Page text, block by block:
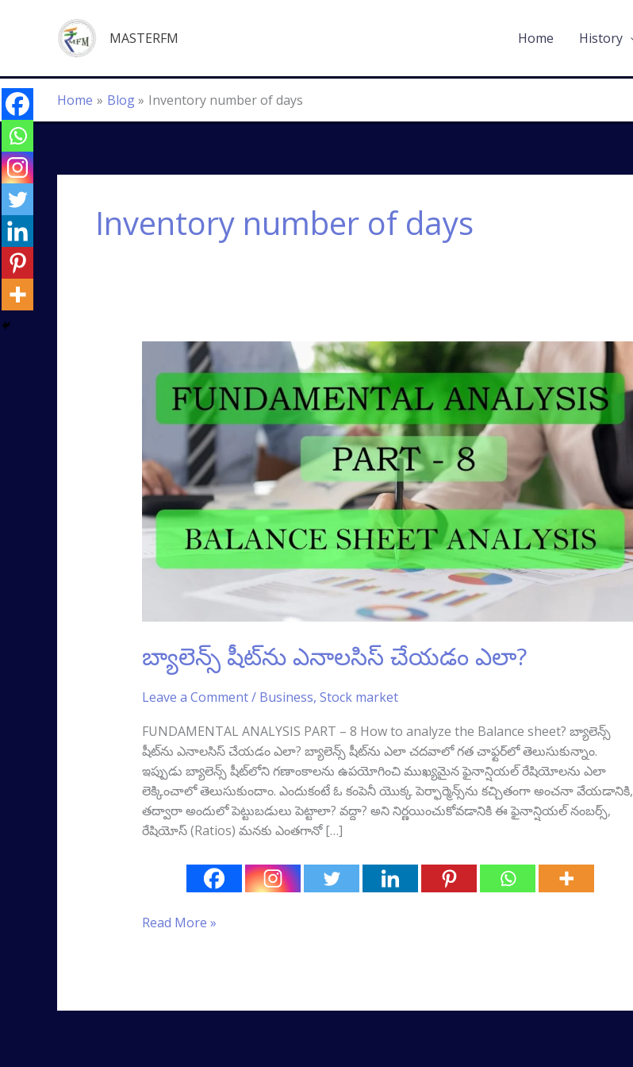
MASTERFM Home History
Home Blog Inventory number of days
Inventory number of days
బ్యాలెన్స్ షీట్‌ను‌ ఎనాలసిస్ చేయడం ఎలా?
Leave a Comment/ Business, Stock market
FUNDAMENTAL ANALYSIS PART – 8 How to analyze the Balance sheet? బ్యాలెన్స్
షీట్‌ను ఎనాలసిస్ చేయడం ఎలా? బ్యాలెన్స్ షీట్‌ను ఎలా చదవాలో గత చాఫ్టర్‌లో తెలుసుకున్నాం.
ఇప్పుడు బ్యాలెన్స్‌ షీట్‌లోని గణాంకాలను ఉపయోగించి ముఖ్యమైన ఫైనాన్షియల్ రేషియోలను ఎలా
లెక్కించాలో తెలుసుకుందాం. ఎందుకంటే ఓ కంపెనీ యొక్క పెర్ఫార్మెన్స్‌ను కచ్చితంగా అంచనా వేయడానికి,
తద్వారా అందులో పెట్టుబడులు పెట్టాలా? వద్దా? అని నిర్ణయించుకోవడానికి ఈ ఫైనాన్షియల్‌ నంబర్స్,
రేషియోస్‌ (Ratios) మనకు ఎంతగానో […]
షీట్‌ను‌
ఎనాలసిస్
చేయడం
ఎలా?
Read More »